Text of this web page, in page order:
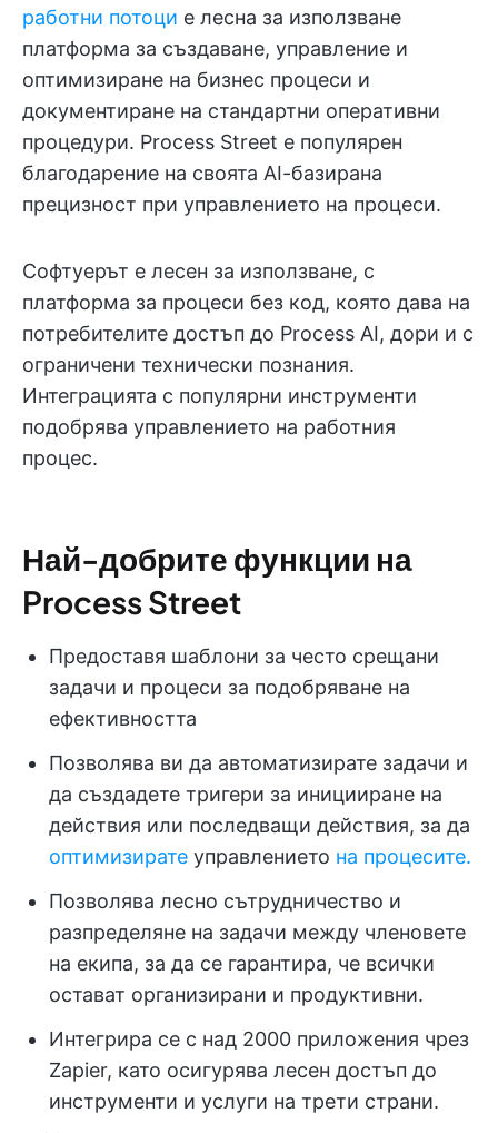
работни потоци е лесна за използване
платформа за създаване, управление и
оптимизиране на бизнес процеси и
документиране на стандартни оперативни
процедури. Process Street е популярен
благодарение на своята AI-базирана
прецизност при управлението на процеси.
Софтуерът е лесен за използване, с
платформа за процеси без код, която дава на
потребителите достъп до Process AI, дори и с
ограничени технически познания.
Интеграцията с популярни инструменти
подобрява управлението на работния
процес.
Най-добрите функции на
Process Street
Предоставя шаблони за често срещани
задачи и процеси за подобряване на
ефективността
Позволява ви да автоматизирате задачи и
да създадете тригери за иницииране на
действия или последващи действия, за да
оптимизирате управлението на процесите.
Позволява лесно сътрудничество и
разпределяне на задачи между членовете
на екипа, за да се гарантира, че всички
остават организирани и продуктивни.
Интегрира се с над 2000 приложения чрез
Zapier, като осигурява лесен достъп до
инструменти и услуги на трети страни.